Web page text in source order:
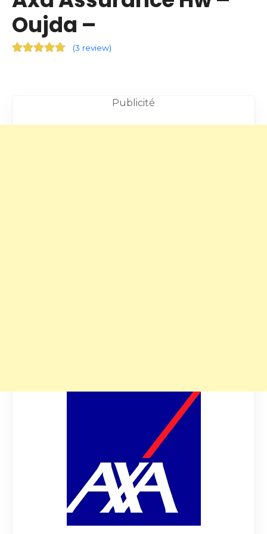
Oujda –
(3 review)
Publicité